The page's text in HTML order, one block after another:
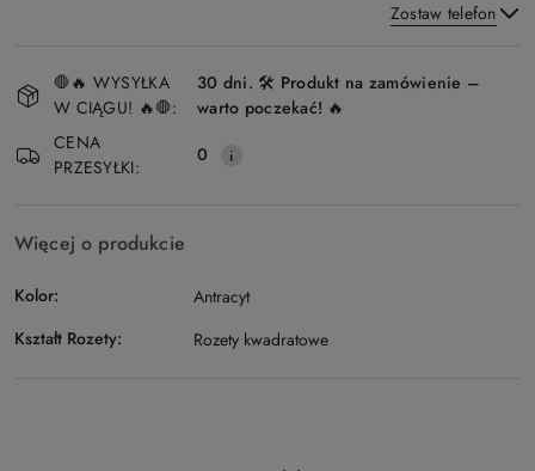
Zostaw telefon
Wyślij
i
dostawa
🛑🔥 WYSYŁKA
W CIĄGU! 🔥🛑:
30 dni. 🛠️ Produkt na zamówienie –
warto poczekać! 🔥
CENA
PRZESYŁKI:
0
Więcej o produkcie
Kolor:
Antracyt
Kształt Rozety:
Rozety kwadratowe